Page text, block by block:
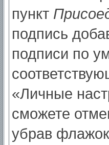
пункт
подпись
подписи по
«Личные
сможете
убрав флажок